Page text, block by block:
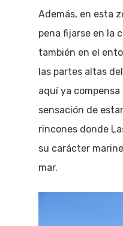
Además, en esta
pena fijarse en la
también en el
las partes altas
aquí ya
sensación de
rincones donde
su carácter
mar.